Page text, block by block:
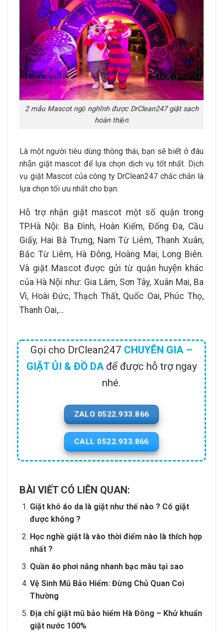
2 mẫu Mascot ngộ nghĩnh được DrClean247 giặt sạch
hoàn thiện
Là một người tiêu dùng thông thái, bạn sẽ biết ở đâu
nhận giặt mascot để lựa chọn dịch vụ tốt nhất. Dịch
vụ giặt Mascot của công ty DrClean247 chắc chắn là
lựa chọn tối ưu nhất cho bạn.
Hỗ trợ nhận giặt mascot một số quận trong
TP.Hà Nội: Ba Đình, Hoàn Kiếm, Đống Đa, Cầu
Giấy, Hai Bà Trưng, Nam Từ Liêm, Thanh Xuân,
Bắc Từ Liêm, Hà Đông, Hoàng Mai, Long Biên.
Và giặt Mascot được gửi từ quận huyện khác
của Hà Nội như: Gia Lâm, Sơn Tây, Xuân Mai, Ba
Vì, Hoài Đức, Thạch Thất, Quốc Oai, Phúc Thọ,
Thanh Oai,…
Gọi cho DrClean247 CHUYÊN GIA –
GIẶT ỦI & ĐỒ DAđể được hỗ trợ ngay
nhé.
ZALO 0522.933.866
CALL 0522.933.866
BÀI VIẾT CÓ LIÊN QUAN:
Giặt khô áo da là giặt như thế nào ? Có giặt
được không ?
Học nghề giặt là vào thời điểm nào là thích hợp
nhất ?
Quần áo phơi nắng nhanh bạc màu tại sao
Vệ Sinh Mũ Bảo Hiểm: Đừng Chủ Quan Coi
Thường
Địa chỉ giặt mũ bảo hiểm Hà Đông – Khử khuẩn
giặt nước 100%